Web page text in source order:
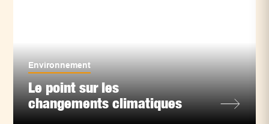
Environnement
Le point sur les
changements climatiques